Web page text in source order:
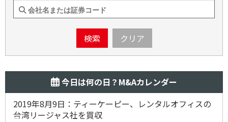
検索 クリア
今日は何の日？M&Aカレンダー
2019年8月9日：ティーケーピー、レンタルオフィスの
台湾リージャス社を買収